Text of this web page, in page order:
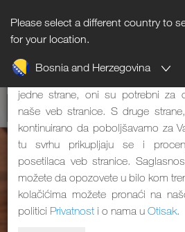
Please select a different country to
for your location.
Bosnia and Herzegovina
Napomena o kolačićima
Naša veb stranica koristi kolačiće.
jedne strane, oni su potrebni za
naše veb stranice. S druge
kontinuirano da poboljšavamo za
tu svrhu prikupljaju se i
posetilaca veb stranice.
možete da opozovete u bilo kom
kolačićima možete pronaći na
politici Privatnost i o nama u Otisak.